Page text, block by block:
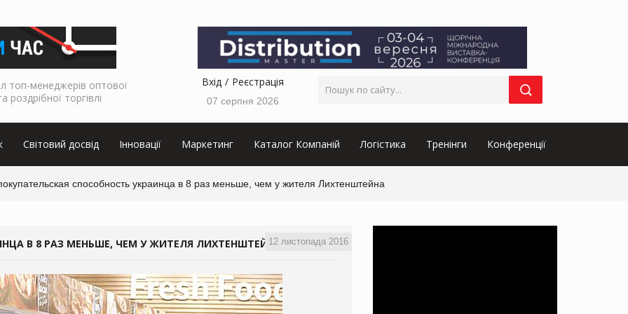
топ-менеджерів оптової
роздрібної торгівлі
Вхід Реєстрація
07 серпня 2026
Світовий досвід Інновації Маркетинг Каталог Компаній Логістика Тренінги Конференції
способность украинца в 8 раз меньше, чем у жителя Лихтенштейна
12 листопада 2016
В 8 РАЗ МЕНЬШЕ, ЧЕМ У ЖИТЕЛЯ ЛИХТЕНШТЕЙНА